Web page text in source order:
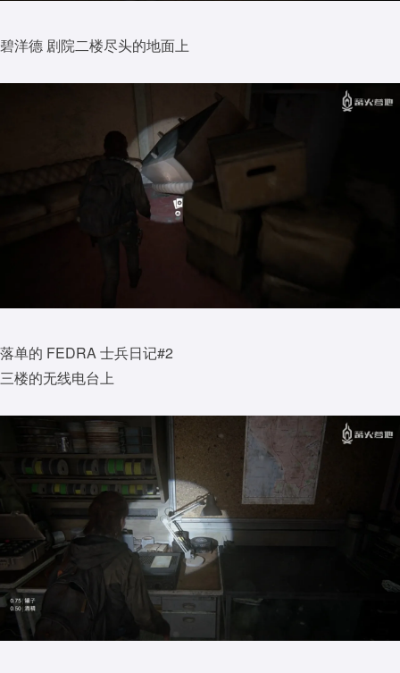
碧洋德 剧院二楼尽头的地面上
落单的 FEDRA 士兵日记#2
三楼的无线电台上